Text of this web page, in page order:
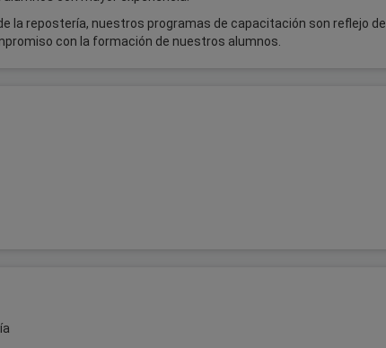
la repostería, nuestros programas de capacitación son reflejo de
con la formación de nuestros alumnos.